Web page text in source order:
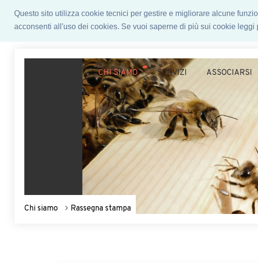
Questo sito utilizza cookie tecnici per gestire e migliorare alcune
acconsenti all'uso dei cookies. Se vuoi saperne di più sui cookie leggi
CHI SIAMO SERVIZI ASSOCIARSI
Chi siamo Rassegna stampa